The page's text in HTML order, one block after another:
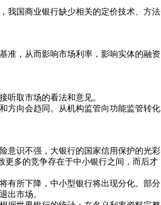
国商业银行缺少相关的定价技术、方法
，从而影响市场利率，影响实体的融资
取市场的看法和意见。
向会趋同。从机构监管向功能监管转化
识不强，大银行的国家信用保护的光彩
更多的竞争存在于中小银行之间，而后才
所下降，中小型银行将出现分化。部分
出市场。